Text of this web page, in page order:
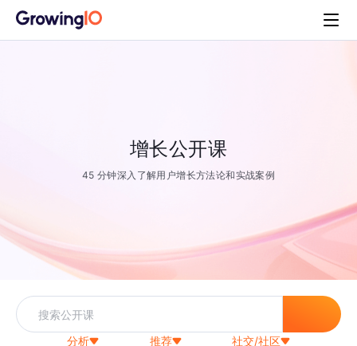
增长公开课
45 分钟深入了解用户增长方法论和实战案例
分析 推荐 社交/社区